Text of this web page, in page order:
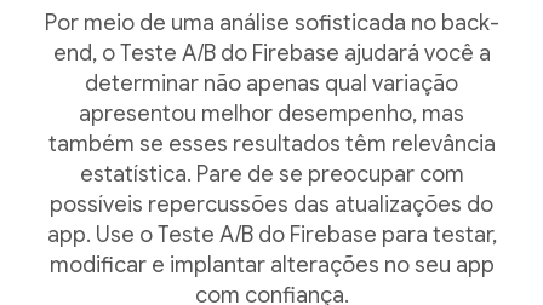
Por meio de uma análise sofisticada no back-
end, o Teste A/B do Firebase ajudará você a
determinar não apenas qual variação
apresentou melhor desempenho, mas
também se esses resultados têm relevância
estatística. Pare de se preocupar com
possíveis repercussões das atualizações do
app. Use o Teste A/B do Firebase para testar,
modificar e implantar alterações no seu app
com confiança.